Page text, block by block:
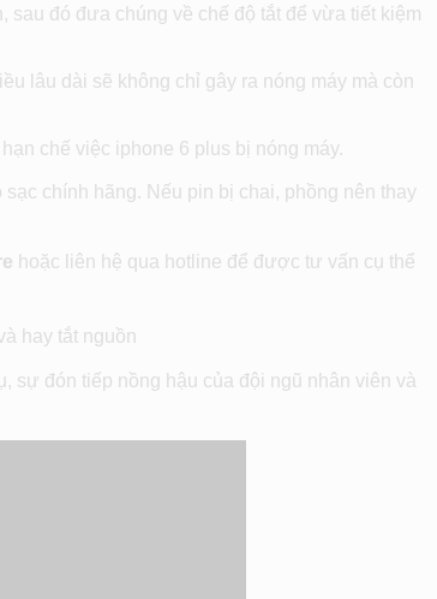
đó đưa chúng về chế độ tắt để vừa tiết kiệm
lâu dài sẽ không chỉ gây ra nóng máy mà còn
chế việc iphone 6 plus bị nóng máy.
chính hãng. Nếu pin bị chai, phồng nên thay
hoặc liên hệ qua hotline để được tư vấn cụ thể
hay tắt nguồn
sự đón tiếp nồng hậu của đội ngũ nhân viên và